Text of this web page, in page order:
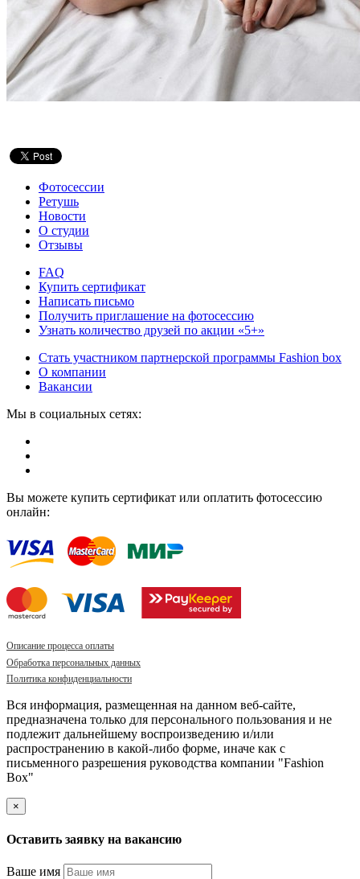
Фотосессии
Ретушь
Новости
О студии
Отзывы
FAQ
Купить сертификат
Написать письмо
Получить приглашение на фотосессию
Узнать количество друзей по акции «5+»
Стать участником партнерской программы Fashion box
О компании
Вакансии
Мы в социальных сетях:
Вы можете купить сертификат или оплатить фотосессию
онлайн:
Описание процесса оплаты
Обработка персональных данных
Политика конфиденциальности
Вся информация, размещенная на данном веб-сайте,
предназначена только для персонального пользования и не
подлежит дальнейшему воспроизведению и/или
распространению в какой-либо форме, иначе как с
письменного разрешения руководства компании "Fashion
Box"
×
Оставить заявку на вакансию
Ваше имя